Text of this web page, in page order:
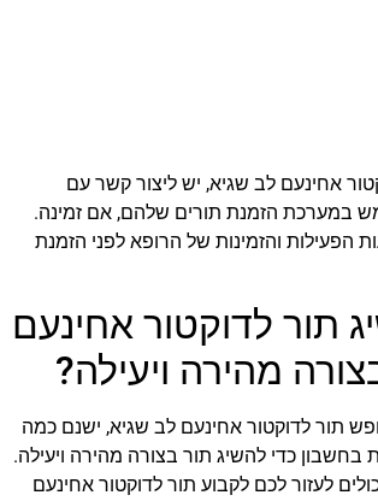
אחינעם לב שגיא, יש ליצור קשר עם
במערכת הזמנת תורים שלהם, אם זמינה.
הפעילות והזמינות של הרופא לפני הזמנת
תור לדוקטור אחינעם
מהירה ויעילה?
תור לדוקטור אחינעם לב שגיא, ישנם כמה
כדי להשיג תור בצורה מהירה ויעילה.
לעזור לכם לקבוע תור לדוקטור אחינעם